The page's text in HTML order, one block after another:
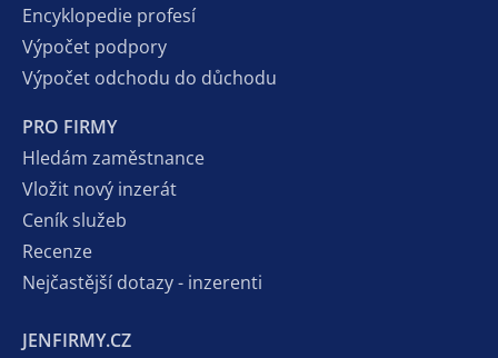
Encyklopedie profesí
Výpočet podpory
Výpočet odchodu do důchodu
PRO FIRMY
Hledám zaměstnance
Vložit nový inzerát
Ceník služeb
Recenze
Nejčastější dotazy - inzerenti
JENFIRMY.CZ